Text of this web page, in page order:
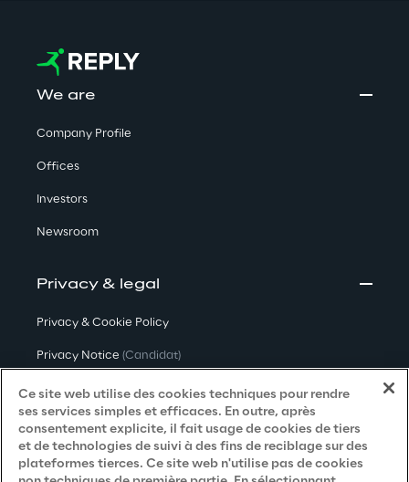
We are
Company Profile
Offices
Investors
Newsroom
Privacy & legal
Privacy & Cookie Policy
Privacy Notice (Candidat)
Privacy Notice (Client)
Privacy Notice (Fournisseur)
Privacy Notice(Marketing)
Ce site web utilise des cookies techniques pour rendre
ses services simples et efficaces. En outre, après
consentement explicite, il fait usage de cookies de tiers
et de technologies de suivi à des fins de reciblage sur des
plateformes tierces. Ce site web n'utilise pas de cookies